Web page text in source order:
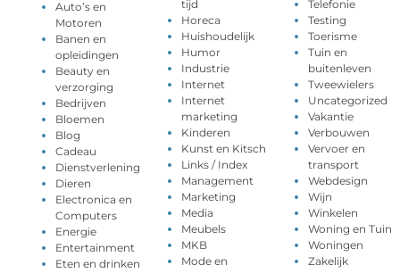
Auto’s en
Motoren
Banen en
opleidingen
Beauty en
verzorging
Bedrijven
Bloemen
Blog
Cadeau
Dienstverlening
Dieren
Electronica en
Computers
Energie
Entertainment
Eten en drinken
tijd
Horeca
Huishoudelijk
Humor
Industrie
Internet
Internet
marketing
Kinderen
Kunst en Kitsch
Links / Index
Management
Marketing
Media
Meubels
MKB
Mode en
Telefonie
Testing
Toerisme
Tuin en
buitenleven
Tweewielers
Uncategorized
Vakantie
Verbouwen
Vervoer en
transport
Webdesign
Wijn
Winkelen
Woning en Tuin
Woningen
Zakelijk